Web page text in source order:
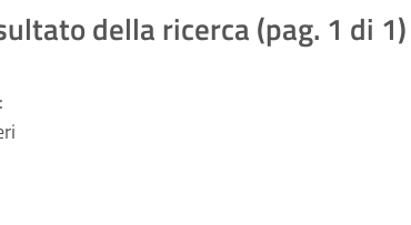
della ricerca (pag. 1 di 1)